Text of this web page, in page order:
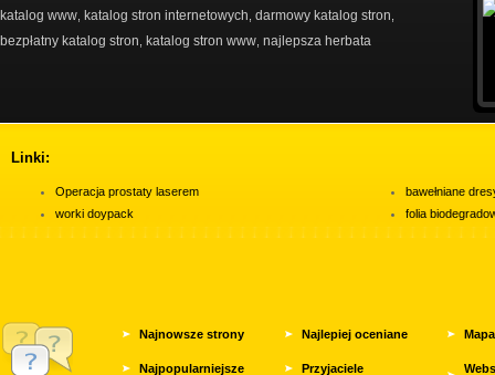
katalog www katalog stron internetowych darmowy katalog stron
bezpłatny katalog stron katalog stron www najlepsza herbata
Linki:
Operacja prostaty laserem
worki doypack
bawełniane
folia
Najnowsze strony Najlepiej oceniane
Najpopularniejsze Przyjaciele